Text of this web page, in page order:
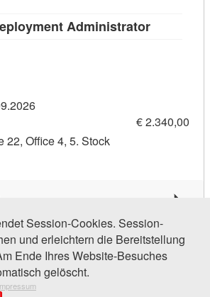
Administrator
€ 2.340,00
22, Office 4, 5. Stock
(1 von 6)
Session-Cookies. Session-
und erleichtern die Bereitstellung
Ende Ihres Website-Besuches
gelöscht.